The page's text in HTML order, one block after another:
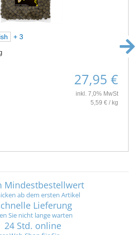
+ 3
27,95 €
inkl. 7,0% MwSt
5,59 € / kg
Mindestbestellwert
ab dem ersten Artikel
Lieferung
Sie nicht lange warten
24 Std. online